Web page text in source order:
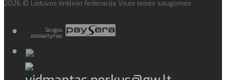
2026 © Lietuvos tinklinio federacija Visos teisės saugomos
Saugus
atsiskaitymas